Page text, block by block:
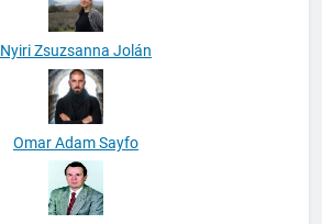
Nyiri Zsuzsanna Jolán
Omar Adam Sayfo